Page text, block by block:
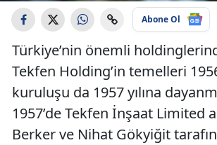
Abone Ol
Türkiye’nin önemli
Tekfen Holding’in temelleri
kuruluşu da 1957 yılına
1957’de Tekfen İnşaat Limited
Berker ve Nihat Gökyiğit